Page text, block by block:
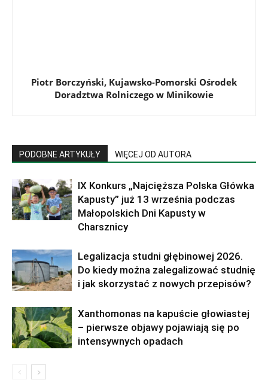
Piotr Borczyński, Kujawsko-Pomorski Ośrodek
Doradztwa Rolniczego w Minikowie
PODOBNE ARTYKUŁY WIĘCEJ OD AUTORA
IX Konkurs „Najcięższa Polska Główka
Kapusty” już 13 września podczas
Małopolskich Dni Kapusty w
Charsznicy
Legalizacja studni głębinowej 2026.
Do kiedy można zalegalizować studnię
i jak skorzystać z nowych przepisów?
Xanthomonas na kapuście głowiastej
– pierwsze objawy pojawiają się po
intensywnych opadach